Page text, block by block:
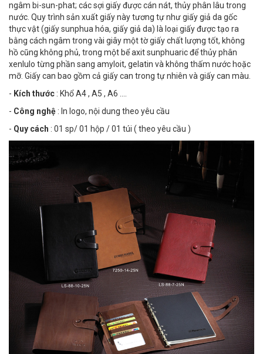
ngâm bi-sun-phat; các sợi giấy được cán nát, thủy phân lâu trong
nước. Quy trình sản xuất giấy này tương tự như giấy giả da gốc
thực vật (giấy sunphua hóa, giấy giả da) là loại giấy được tạo ra
bằng cách ngâm trong vài giây một tờ giấy chất lượng tốt, không
hồ cũng không phủ, trong một bể axit sunphuaric để thủy phân
xenlulo từng phần sang amyloit, gelatin và không thấm nước hoặc
mỡ. Giấy can bao gồm cả giấy can trong tự nhiên và giấy can màu.
- Kích thước : Khổ A4 , A5 , A6 ....
- Công nghệ : In logo, nội dung theo yêu cầu
- Quy cách : 01 sp/ 01 hộp / 01 túi ( theo yêu cầu )